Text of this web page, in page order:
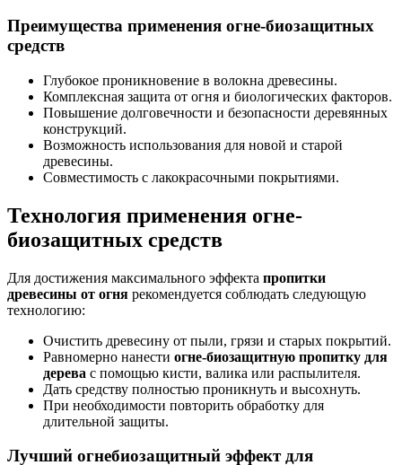
Преимущества применения огне-биозащитных
средств
Глубокое проникновение в волокна древесины.
Комплексная защита от огня и биологических факторов.
Повышение долговечности и безопасности деревянных
конструкций.
Возможность использования для новой и старой
древесины.
Совместимость с лакокрасочными покрытиями.
Технология применения огне-
биозащитных средств
Для достижения максимального эффекта пропитки
древесины от огня рекомендуется соблюдать следующую
технологию:
Очистить древесину от пыли, грязи и старых покрытий.
Равномерно нанести огне-биозащитную пропитку для
дерева с помощью кисти, валика или распылителя.
Дать средству полностью проникнуть и высохнуть.
При необходимости повторить обработку для
длительной защиты.
Лучший огнебиозащитный эффект для